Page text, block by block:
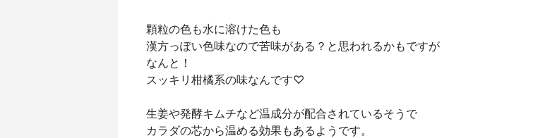
顆粒の色も水に溶けた色も
漢方っぽい色味なので苦味がある？と思われるかもですが
なんと！
スッキリ柑橘系の味なんです♡
生姜や発酵キムチなど温成分が配合されているそうで
カラダの芯から温める効果もあるようです。